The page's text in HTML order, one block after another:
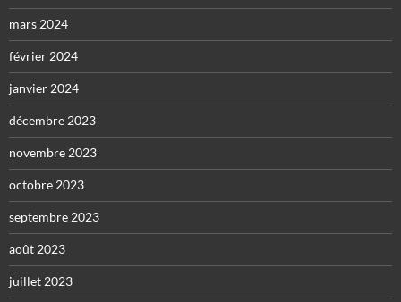
mars 2024
février 2024
janvier 2024
décembre 2023
novembre 2023
octobre 2023
septembre 2023
août 2023
juillet 2023